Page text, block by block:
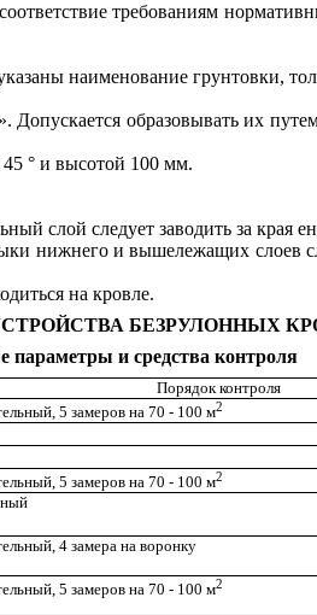
требованиям
наименование
образовывать их
45 ° и высотой 100 мм.
слой следует заводить за края
нижнего и вышележащих слоев
на кровле.
БЕЗРУЛОННЫХ
параметры и средства контроля
Порядок контроля
5 замеров на 70 - 100 м2
5 замеров на 70 - 100 м2
4 замера на воронку
5 замеров на 70 - 100 м2